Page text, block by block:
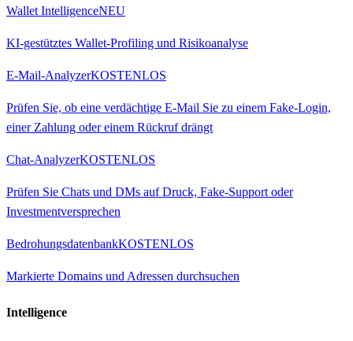
Wallet IntelligenceNEU
KI-gestütztes Wallet-Profiling und Risikoanalyse
E-Mail-AnalyzerKOSTENLOS
Prüfen Sie, ob eine verdächtige E-Mail Sie zu einem Fake-Login,
einer Zahlung oder einem Rückruf drängt
Chat-AnalyzerKOSTENLOS
Prüfen Sie Chats und DMs auf Druck, Fake-Support oder
Investmentversprechen
BedrohungsdatenbankKOSTENLOS
Markierte Domains und Adressen durchsuchen
Intelligence